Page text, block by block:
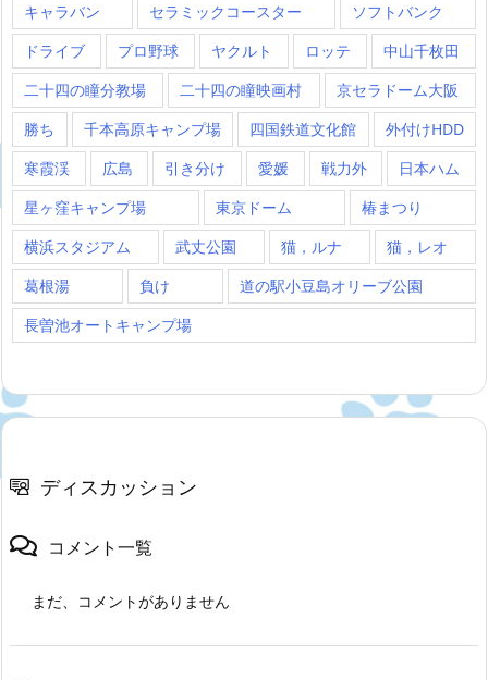
キャラバン
セラミックコースター
ソフトバンク
ドライブ
プロ野球 ヤクルト ロッテ
中山千枚田
二十四の瞳分教場
二十四の瞳映画村
京セラドーム大阪
勝ち
千本高原キャンプ場 四国鉄道文化館
外付けHDD
寒霞渓
広島 引き分け 愛媛 戦力外
日本ハム
星ヶ窪キャンプ場
東京ドーム
椿まつり
横浜スタジアム
武丈公園 猫，ルナ
猫，レオ
葛根湯
負け
道の駅小豆島オリーブ公園
長曽池オートキャンプ場
ディスカッション
コメント一覧
まだ、コメントがありません